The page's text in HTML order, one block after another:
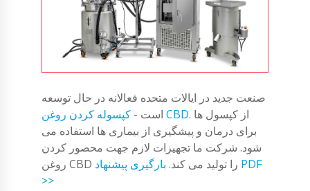
صنعت جدید در ایالات متحده فعالانه در حال توسعه
است - کپسوله کردن روغن CBD. از کپسول ها
برای درمان و پیشگیری از بیماری ها استفاده می
شود. شرکت ما تجهیزات لازم جهت محصور کردن
روغن CBD را تولید می کند. بارگیری پیشنهاد PDF
>>